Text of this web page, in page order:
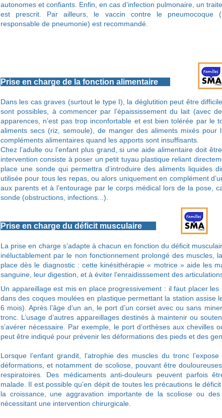
Prise en charge de la fonction alimentaire
Dans les cas graves (surtout le type I), la déglutition peut être
sont possibles, à commencer par l’épaississement du lait (avec
apparences, n’est pas trop inconfortable et est bien tolérée par le
aliments secs (riz, semoule), de manger des aliments mixés
compléments alimentaires quand les apports sont insuffisants.
Chez l’adulte ou l’enfant plus grand, si une aide alimentaire doit
intervention consiste à poser un petit tuyau plastique reliant
place une sonde qui permettra d’introduire des aliments liquides
utilisée pour tous les repas, ou alors uniquement en complément
aux parents et à l’entourage par le corps médical lors de la pose,
sonde (obstructions, infections...).
autonomes et confiants. Enfin, en cas d’infection pulmonaire, un
est prescrit. Par ailleurs, le vaccin contre le pneumocoque
responsable de pneumonie) est recommandé.
Prise en charge du déficit musculaire
La prise en charge s’adapte à chacun en fonction du déficit
inéluctablement par le non fonctionnement prolongé des muscles,
place dès le diagnostic : cette kinésithérapie « motrice » aide les
sanguine, leur digestion, et à éviter l’enraidisssement des
Un appareillage est mis en place progressivement : il faut placer
dans des coques moulées en plastique permettant la station assise
6 mois). Après l’âge d’un an, le port d’un corset avec ou sans
tronc. L’usage d’autres appareillages destinés à maintenir ou
s’avérer nécessaire. Par exemple, le port d’orthèses aux chevilles
peut être indiqué pour prévenir les déformations des pieds et des
Lorsque l’enfant grandit, l’atrophie des muscles du tronc
déformations, et notamment de scoliose, pouvant être
respiratoires. Des médicaments anti-douleurs peuvent parfois
malade. Il est possible qu’en dépit de toutes les précautions le
la croissance, une aggravation importante de la scoliose ou des
nécessitant une intervention chirurgicale.